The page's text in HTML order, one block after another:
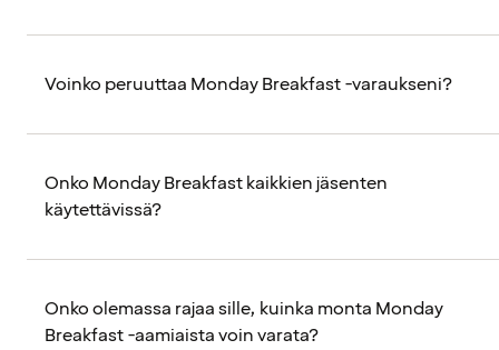
Voinko peruuttaa Monday Breakfast -varaukseni?
Onko Monday Breakfast kaikkien jäsenten
käytettävissä?
Onko olemassa rajaa sille, kuinka monta Monday
Breakfast -aamiaista voin varata?